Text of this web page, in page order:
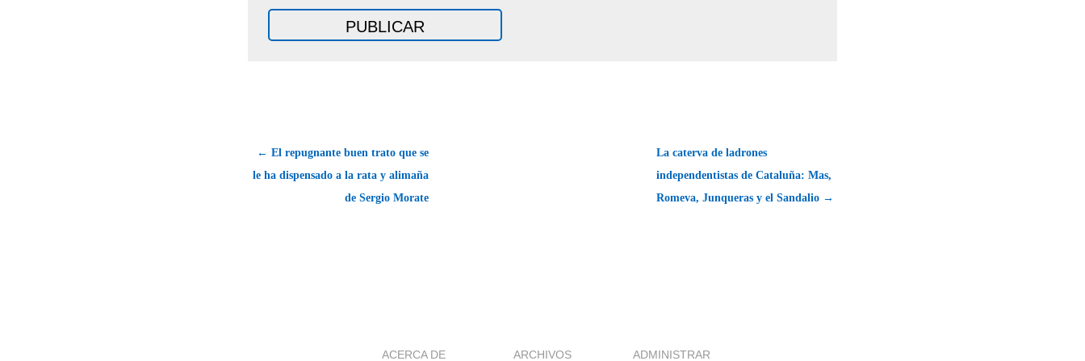
← El repugnante buen trato que se
le ha dispensado a la rata y alimaña
de Sergio Morate
La caterva de ladrones
independentistas de Cataluña: Mas,
Romeva, Junqueras y el Sandalio →
ACERCA DE ARCHIVOS ADMINISTRAR